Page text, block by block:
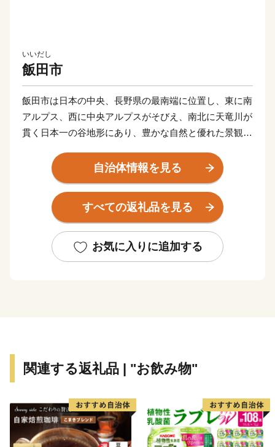
いいだし
飯田市
飯田市は日本の中央、長野県の最南端に位置し、東に南
アルプス、西に中央アルプスがそびえ、南北に天竜川が
貫く日本一の谷地形にあり、豊かな自然と優れた景観、
古くから東西、南北の街道が交差し、文化が伝わり交わ
る要衝として繁栄し、経済的にも文化的にも独自の発展
を遂げ、神楽や人形浄瑠璃などの民俗文化が今なお暮ら
「りんご並木と人形劇のまち」としても知られる飯田市
度までの12年間を計画期間とする飯田市の新しい総合計
画「いいだ未来デザイン2028」を策定しました。この
「いいだ未来デザイン2028」の未来ビジョンに掲げる
自治体情報を見る
すべての返礼品を見る
お気に入りに追加する
関連する返礼品 | "お飲み物"